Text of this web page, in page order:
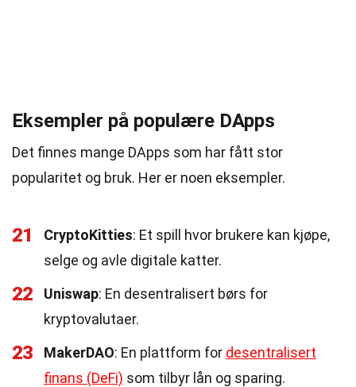
Eksempler på populære DApps
Det finnes mange DApps som har fått stor
popularitet og bruk. Her er noen eksempler.
21 CryptoKitties: Et spill hvor brukere kan kjøpe,
selge og avle digitale katter.
22 Uniswap: En desentralisert børs for
kryptovalutaer.
23 MakerDAO: En plattform for desentralisert
finans (DeFi) som tilbyr lån og sparing.